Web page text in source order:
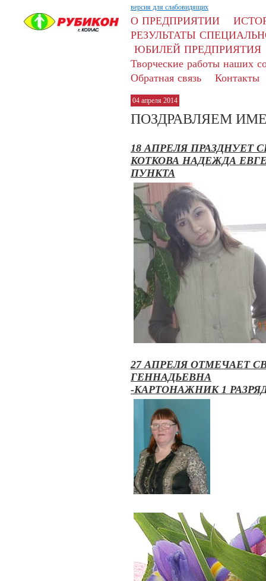
версия для слабовидящих
О ПРЕДПРИЯТИИ
РЕЗУЛЬТАТЫ
ЮБИЛЕЙ ПРЕДПРИЯТИЯ
Творческие работы наших
Обратная связь
Контакты
04 апреля 2014
ПОЗДРАВЛЯЕМ
18 АПРЕЛЯ ПРАЗДНУЕТ
КОТКОВА НАДЕЖДА
ПУНКТА
27 АПРЕЛЯ ОТМЕЧАЕТ
ГЕННАДЬЕВНА
-КАРТОНАЖНИК 1